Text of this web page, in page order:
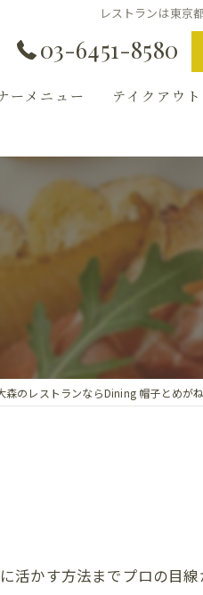
レストランは東京
03-6451-8580
ーメニュー テイクアウト
森のレストランならDining 帽子とめがね
活かす方法までプロの目